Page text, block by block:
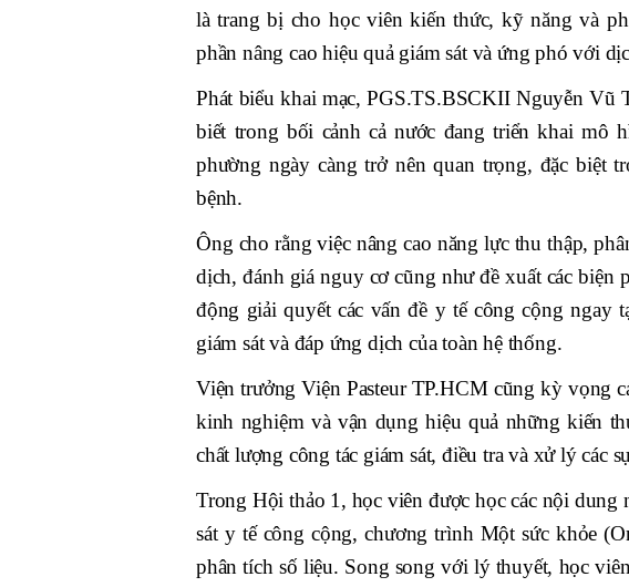
là trang bị cho học viên kiến thức, kỹ năng và
phần nâng cao hiệu quả giám sát và ứng phó với
Phát biểu khai mạc, PGS.TS.BSCKII Nguyễn Vũ
biết trong bối cảnh cả nước đang triển khai mô
phường ngày càng trở nên quan trọng, đặc biệt
bệnh.
Ông cho rằng việc nâng cao năng lực thu thập,
dịch, đánh giá nguy cơ cũng như đề xuất các biện
động giải quyết các vấn đề y tế công cộng ngay
giám sát và đáp ứng dịch của toàn hệ thống.
Viện trưởng Viện Pasteur TP.HCM cũng kỳ vọng
kinh nghiệm và vận dụng hiệu quả những kiến
chất lượng công tác giám sát, điều tra và xử lý các
Trong Hội thảo 1, học viên được học các nội dung
sát y tế công cộng, chương trình Một sức khỏe
phân tích số liệu. Song song với lý thuyết, học